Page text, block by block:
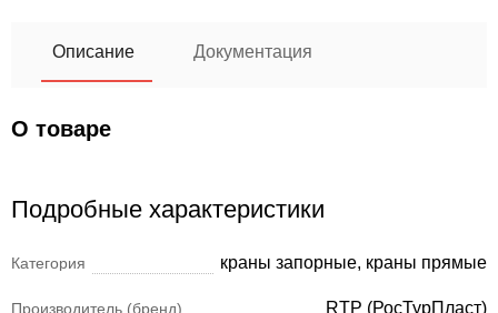
Описание Документация
О товаре
Подробные характеристики
Категория краны запорные, краны прямые
Производитель (бренд) RTP (РосТурПласт)